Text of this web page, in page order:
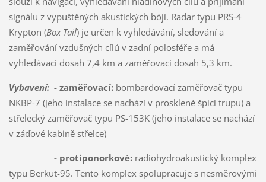
signálu z vypuštěných akustických bójí. Radar typu PRS-4
Krypton (Box Tail) je určen k vyhledávání, sledování a
zaměřování vzdušných cílů v zadní polosféře a má
vyhledávací dosah 7,4 km a zaměřovací dosah 5,3 km.
Vybavení: - zaměřovací:bombardovací zaměřovač typu
NKBP-7 (jeho instalace se nachází v prosklené špici trupu) a
střelecký zaměřovač typu PS-153K (jeho instalace se nachází
v záďové kabině střelce)
- protiponorkové:radiohydroakustický komplex
typu Berkut-95. Tento komplex spolupracuje s nesměrovými